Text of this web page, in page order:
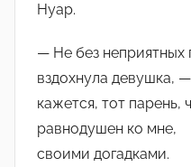
Нуар.
— Не без
вздохнула девушка,
кажется, тот парень,
равнодушен ко мне,
своими догадками.